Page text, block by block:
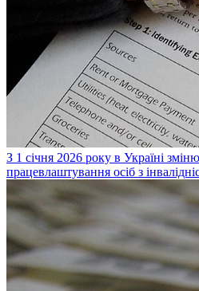
З 1 січня 2026 року в Україні
працевлаштування осіб з